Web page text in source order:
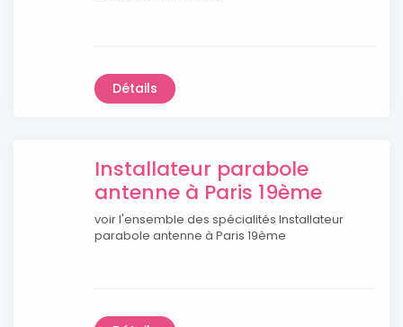
Détails
Installateur parabole
antenne à Paris 19ème
voir l'ensemble des spécialités Installateur
parabole antenne à Paris 19ème